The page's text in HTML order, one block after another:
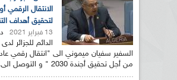
الانتقال الرقمي
لتحقيق أهداف
13 فبراير 2021
الدائم للجزائر
السفير سفيان ميموني الى "انتقال رقمي
من أجل تحقيق أجندة 2030 " و التوصل الى تحقيق تنمية...